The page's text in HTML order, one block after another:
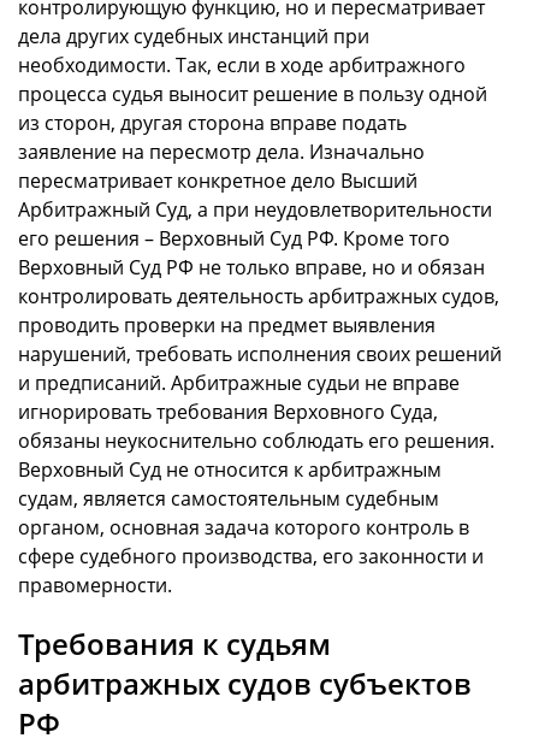
контролирующую функцию, но и пересматривает
дела других судебных инстанций при
необходимости. Так, если в ходе арбитражного
процесса судья выносит решение в пользу одной
из сторон, другая сторона вправе подать
заявление на пересмотр дела. Изначально
пересматривает конкретное дело Высший
Арбитражный Суд, а при неудовлетворительности
его решения – Верховный Суд РФ. Кроме того
Верховный Суд РФ не только вправе, но и обязан
контролировать деятельность арбитражных судов,
проводить проверки на предмет выявления
нарушений, требовать исполнения своих решений
и предписаний. Арбитражные судьи не вправе
игнорировать требования Верховного Суда,
обязаны неукоснительно соблюдать его решения.
Верховный Суд не относится к арбитражным
судам, является самостоятельным судебным
органом, основная задача которого контроль в
сфере судебного производства, его законности и
правомерности.
Требования к судьям
арбитражных судов субъектов
РФ